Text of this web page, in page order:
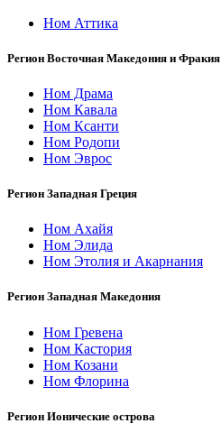
Ном Аттика
Регион Восточная Македония и Фракия
Ном Драма
Ном Кавала
Ном Ксанти
Ном Родопи
Ном Эврос
Регион Западная Греция
Ном Ахайя
Ном Элида
Ном Этолия и Акарнания
Регион Западная Македония
Ном Гревена
Ном Кастория
Ном Козани
Ном Флорина
Регион Ионические острова